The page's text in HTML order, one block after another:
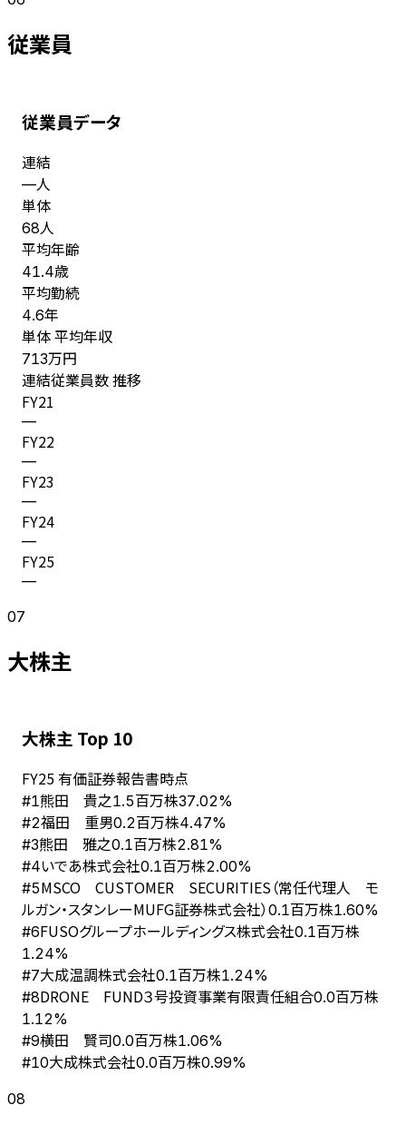
従業員
従業員データ
連結
—人
単体
68人
平均年齢
41.4歳
平均勤続
4.6年
単体 平均年収
713万円
連結従業員数 推移
FY21
—
FY22
—
FY23
—
FY24
—
FY25
—
07
大株主
大株主 Top 10
FY25 有価証券報告書時点
#1熊田 貴之1.5百万株37.02%
#2福田 重男0.2百万株4.47%
#3熊田 雅之0.1百万株2.81%
#4いであ株式会社0.1百万株2.00%
#5MSCO CUSTOMER SECURITIES（常任代理人 モ
ルガン・スタンレーMUFG証券株式会社） 0.1百万株1.60%
#6FUSOグループホールディングス株式会社0.1百万株
1.24%
#7大成温調株式会社0.1百万株1.24%
#8DRONE FUND３号投資事業有限責任組合0.0百万株
1.12%
#9横田 賢司0.0百万株1.06%
#10大成株式会社0.0百万株0.99%
08